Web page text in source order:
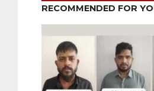
RECOMMENDED FOR